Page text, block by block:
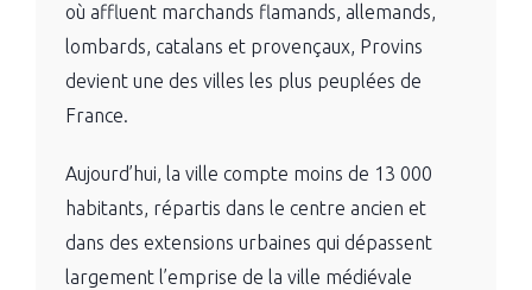
où affluent marchands flamands, allemands,
lombards, catalans et provençaux, Provins
devient une des villes les plus peuplées de
France.
Aujourd’hui, la ville compte moins de 13 000
habitants, répartis dans le centre ancien et
dans des extensions urbaines qui dépassent
largement l’emprise de la ville médiévale